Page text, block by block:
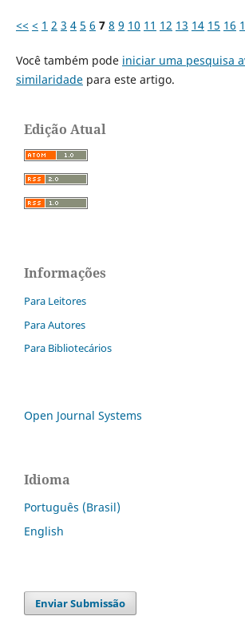
<< < 1 2 3 4 5 6 7 8 9 10 11 12 13 14 15 16
Você também pode iniciar uma pesquisa
similaridadepara este artigo.
Edição Atual
Informações
Para Leitores
Para Autores
Para Bibliotecários
Open Journal Systems
Idioma
Português (Brasil)
English
Enviar Submissão